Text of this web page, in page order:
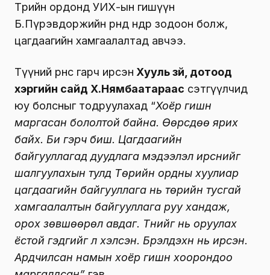
Төрийн ордонд УИХ-ын гишүүн
Б.Пүрэвдоржийн өрөөнд өнөөдөр зодоон болж,
цагдаагийн хамгаалалтад авчээ.
Түүний өрөөнөөс гарч ирсэн Хууль зүй, дотоод
хэргийн сайд Х.Нямбаатараас сэтгүүлчид
юу болсныг тодруулахад “Хоёр гишүүн
маргасан бололтой байна. Өөрсдөө ярих
байх. Би гэрч биш. Цагдаагийн
байгууллагад дуудлага мэдээлэл ирснийг
шалгуулахын тулд Төрийн ордны хуулиар
цагдаагийн байгууллага нь төрийн тусгай
хамгаалалтын байгууллага руу хандаж,
орох зөвшөөрөл авдаг. Түүнийг нь оруулах
ёстой гэдгийг л хэлсэн. Бүрэлдэхүүн нь ирсэн.
Ардчилсан намын хоёр гишүүн хоорондоо